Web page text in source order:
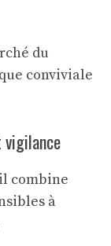
du
conviviale
combine
à